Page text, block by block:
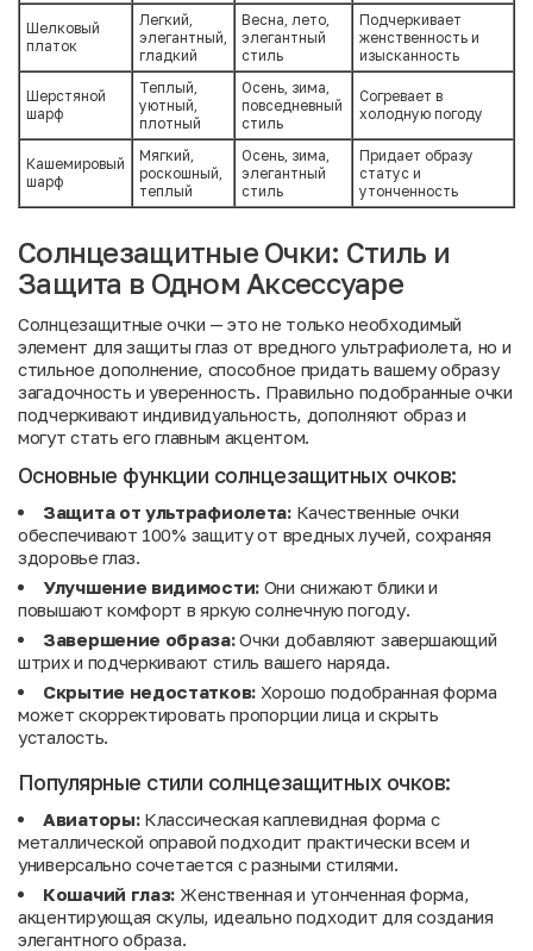
Шелковый
платок
Легкий,
элегантный,
гладкий
Весна, лето,
элегантный
стиль
Подчеркивает
женственность и
изысканность
Шерстяной
шарф
Теплый,
уютный,
плотный
Осень, зима,
повседневный
стиль
Согревает в
холодную погоду
Кашемировый
шарф
Мягкий,
роскошный,
теплый
Осень, зима,
элегантный
стиль
Придает образу
статус и
утонченность
Солнцезащитные Очки: Стиль и
Защита в Одном Аксессуаре
Солнцезащитные очки — это не только необходимый
элемент для защиты глаз от вредного ультрафиолета, но и
стильное дополнение, способное придать вашему образу
загадочность и уверенность. Правильно подобранные очки
подчеркивают индивидуальность, дополняют образ и
могут стать его главным акцентом.
Основные функции солнцезащитных очков:
Защита от ультрафиолета:Качественные очки
обеспечивают 100% защиту от вредных лучей, сохраняя
здоровье глаз.
Улучшение видимости: Они снижают блики и
повышают комфорт в яркую солнечную погоду.
Завершение образа:Очки добавляют завершающий
штрих и подчеркивают стиль вашего наряда.
Скрытие недостатков: Хорошо подобранная форма
может скорректировать пропорции лица и скрыть
усталость.
Популярные стили солнцезащитных очков:
Авиаторы:Классическая каплевидная форма с
металлической оправой подходит практически всем и
универсально сочетается с разными стилями.
Кошачий глаз: Женственная и утонченная форма,
акцентирующая скулы, идеально подходит для создания
элегантного образа.